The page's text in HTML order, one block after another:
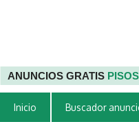
ANUNCIOS GRATIS
Inicio Buscador